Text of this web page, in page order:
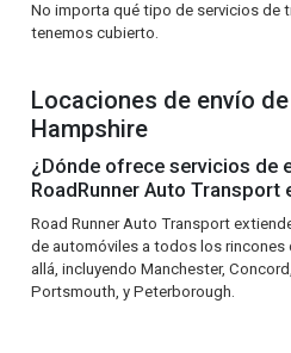
No importa qué tipo de servicios de
tenemos cubierto.
Locaciones de envío
Hampshire
¿Dónde ofrece servicios de
RoadRunner Auto Transport
Road Runner Auto Transport
de automóviles a todos los rincones
allá, incluyendo Manchester,
Portsmouth, y Peterborough.